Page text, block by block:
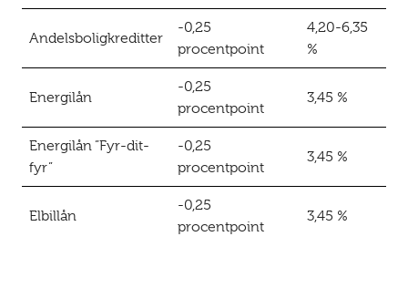
Andelsboligkreditter
-0,25
procentpoint
4,20-6,35
%
Energilån
-0,25
procentpoint
3,45 %
Energilån ”Fyr-dit-
fyr”
-0,25
procentpoint
3,45 %
Elbillån
-0,25
procentpoint
3,45 %